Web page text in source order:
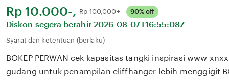
Harga:
Rp 10.000-, Normal:
Rp 100,000+ 90% off
Diskon segera berahir 2026-08-07T16:55:08Z
Syarat dan ketentuan (berlaku)
BOKEP PERWAN cek kapasitas tangki inspirasi www
gudang untuk penampilan cliffhanger lebih menggigit